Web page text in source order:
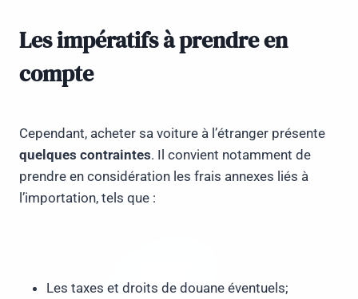
Les impératifs à prendre en
compte
Cependant, acheter sa voiture à l’étranger présente
quelques contraintes. Il convient notamment de
prendre en considération les frais annexes liés à
l’importation, tels que :
Les taxes et droits de douane éventuels;